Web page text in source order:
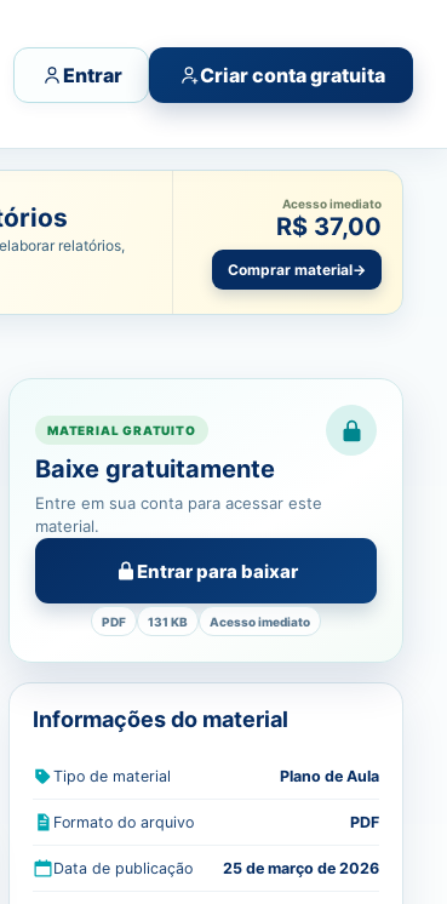
Entrar Criar conta gratuita
relatórios,
Acesso imediato
R$ 37,00
Comprar material→
MATERIAL GRATUITO
Baixe gratuitamente
Entre em sua conta para acessar este
material.
Entrar para baixar
PDF 131 KB Acesso imediato
Informações do material
Tipo de material Plano de Aula
Formato do arquivo PDF
Data de publicação 25 de março de 2026